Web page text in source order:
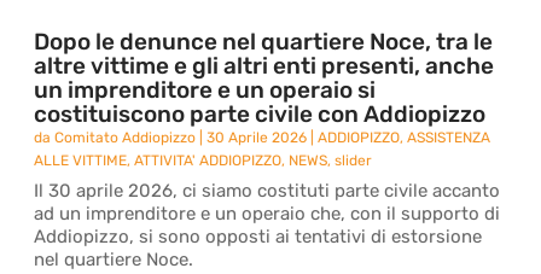
Dopo le denunce nel quartiere Noce, tra le
altre vittime e gli altri enti presenti, anche
un imprenditore e un operaio si
costituiscono parte civile con Addiopizzo
daComitato Addiopizzo |30 Aprile 2026 |ADDIOPIZZO,ASSISTENZA
ALLE VITTIME,ATTIVITA' ADDIOPIZZO, NEWS,slider
Il 30 aprile 2026, ci siamo costituti parte civile accanto
ad un imprenditore e un operaio che, con il supporto di
Addiopizzo, si sono opposti ai tentativi di estorsione
nel quartiere Noce.